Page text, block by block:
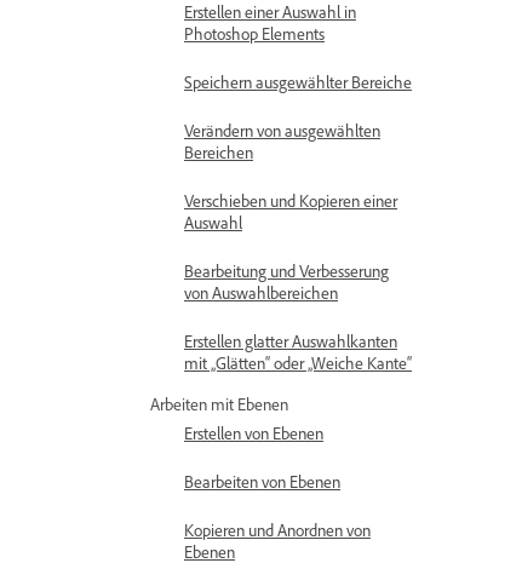
Erstellen einer Auswahl in
Photoshop Elements
Speichern ausgewählter Bereiche
Verändern von ausgewählten
Bereichen
Verschieben und Kopieren einer
Auswahl
Bearbeitung und Verbesserung
von Auswahlbereichen
Erstellen glatter Auswahlkanten
mit „Glätten“ oder „Weiche Kante“
Arbeiten mit Ebenen
Erstellen von Ebenen
Bearbeiten von Ebenen
Kopieren und Anordnen von
Ebenen